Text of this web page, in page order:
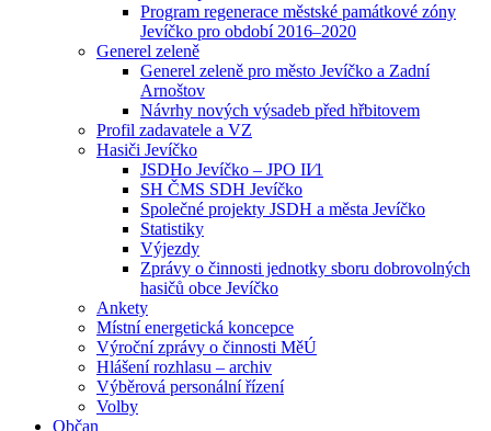
Program regenerace městské památkové zóny
Jevíčko pro období 2016–2020
Generel zeleně
Generel zeleně pro město Jevíčko a Zadní
Arnoštov
Návrhy nových výsadeb před hřbitovem
Profil zadavatele a VZ
Hasiči Jevíčko
JSDHo Jevíčko – JPO II⁄1
SH ČMS SDH Jevíčko
Společné projekty JSDH a města Jevíčko
Statistiky
Výjezdy
Zprávy o činnosti jednotky sboru dobrovolných
hasičů obce Jevíčko
Ankety
Místní energetická koncepce
Výroční zprávy o činnosti MěÚ
Hlášení rozhlasu – archiv
Výběrová personální řízení
Volby
Občan